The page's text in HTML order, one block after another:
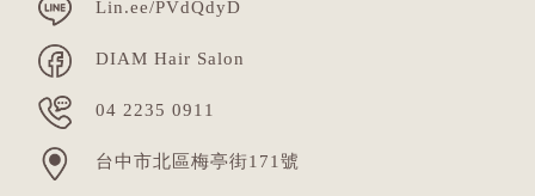
Lin.ee/PVdQdyD
DIAM Hair Salon
04 2235 0911
台中市北區梅亭街171號